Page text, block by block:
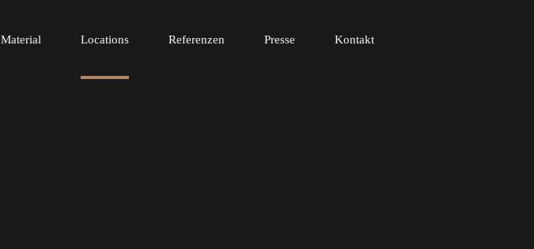
Material Locations Referenzen Presse Kontakt